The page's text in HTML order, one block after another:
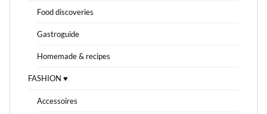
Food discoveries
Gastroguide
Homemade & recipes
FASHION ♥
Accessoires